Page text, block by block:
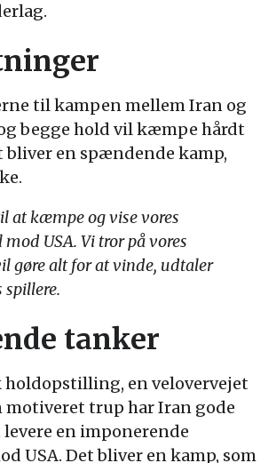
til kampen mellem Iran og
begge hold vil kæmpe hårdt
bliver en spændende kamp,
at kæmpe og vise vores
mod USA. Vi tror på vores
gøre alt for at vinde, udtaler
spillere.
tanker
en velovervejet
motiveret trup har Iran gode
levere en imponerende
USA. Det bliver en kamp, som